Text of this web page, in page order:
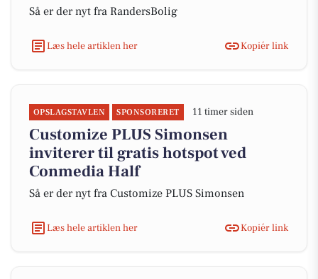
Så er der nyt fra RandersBolig
Læs hele artiklen her Kopiér link
OPSLAGSTAVLEN SPONSORERET 11 timer siden
Customize PLUS Simonsen
inviterer til gratis hotspot ved
Conmedia Half
Så er der nyt fra Customize PLUS Simonsen
Læs hele artiklen her Kopiér link